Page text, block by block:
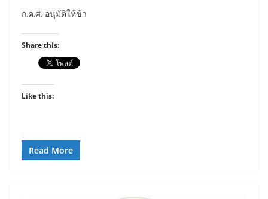
ก.ค.ศ. อนุมัติให้ข้า
Share this:
Like this:
Read More